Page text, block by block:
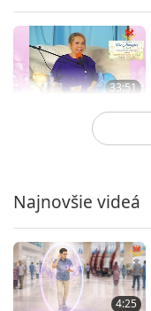
33:51
Medzi Majstrom a žiakmi
28:05
Najnovšie videá
4:25